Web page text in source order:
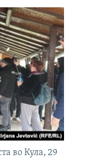
во Кула, 29